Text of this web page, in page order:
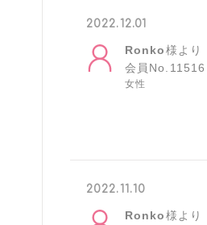
2022.12.01
Ronko様より
会員No.11516
女性
2022.11.10
Ronko様より